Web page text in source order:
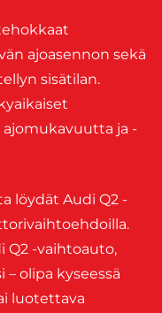
ajoasennon sekä
sisätilan.
ja -
löydät Audi Q2 -
Q2 -vaihtoauto,
olipa kyseessä
luotettava